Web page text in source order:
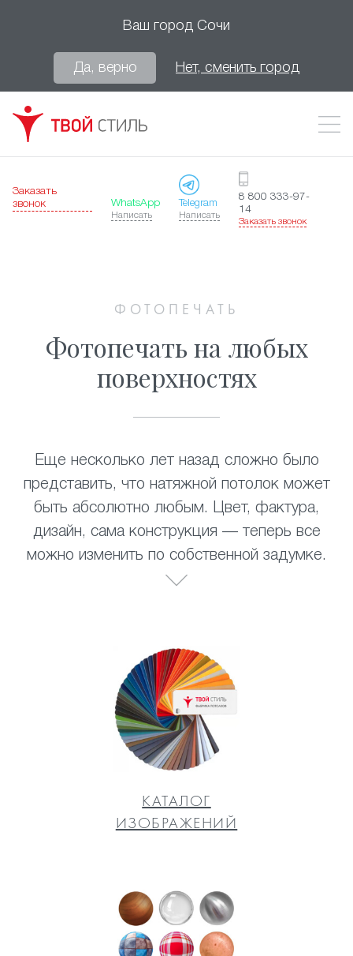
Ваш город Сочи
Да, верно Нет, сменить город
Заказать
звонок
WhatsApp
Написать
Telegram
Написать
8 800 333-97-
14
Заказать звонок
ФОТОПЕЧАТЬ
Фотопечать на любых
поверхностях
Еще несколько лет назад сложно было
представить, что натяжной потолок может
быть абсолютно любым. Цвет, фактура,
дизайн, сама конструкция — теперь все
можно изменить по собственной задумке.
КАТАЛОГ
ИЗОБРАЖЕНИЙ